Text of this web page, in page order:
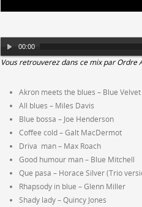
Lecteur
audio
00:00
Vous retrouverez dans ce mix par Ordre
Akron meets the blues – Blue Velvet
All blues – Miles Davis
Blue bossa – Joe Henderson
Coffee cold – Galt MacDermot
Driva man – Max Roach
Good humour man – Blue Mitchell
Que pasa – Horace Silver (Trio
Rhapsody in blue – Glenn Miller
Shady lady – Quincy Jones